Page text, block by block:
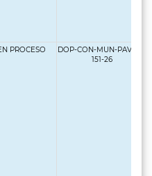
PROCESO
DOP-CON-MUN-PAV-LP-
151-26